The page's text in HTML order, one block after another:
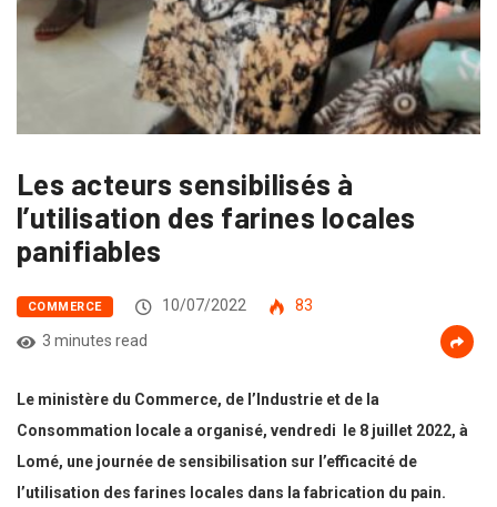
Les acteurs sensibilisés à
l’utilisation des farines locales
panifiables
COMMERCE 10/07/2022
83
3 minutes read
Le ministère du Commerce, de l’Industrie et de la
Consommation locale a organisé, vendredi le 8 juillet 2022, à
Lomé, une journée de sensibilisation sur l’efficacité de
l’utilisation des farines locales dans la fabrication du pain.